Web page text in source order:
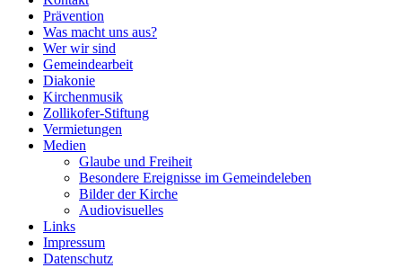
Prävention
Was macht uns aus?
Wer wir sind
Gemeindearbeit
Diakonie
Kirchenmusik
Zollikofer-Stiftung
Vermietungen
Medien
Glaube und Freiheit
Besondere Ereignisse im Gemeindeleben
Bilder der Kirche
Audiovisuelles
Links
Impressum
Datenschutz